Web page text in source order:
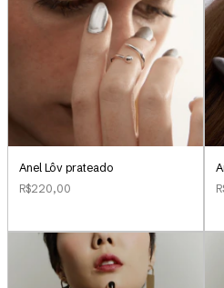
Anel Lôv prateado
R$220,00